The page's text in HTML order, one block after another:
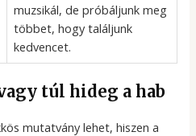
muzsikál, de próbáljunk meg
többet, hogy találjunk
kedvencet.
túl hideg a hab
mutatvány lehet, hiszen a